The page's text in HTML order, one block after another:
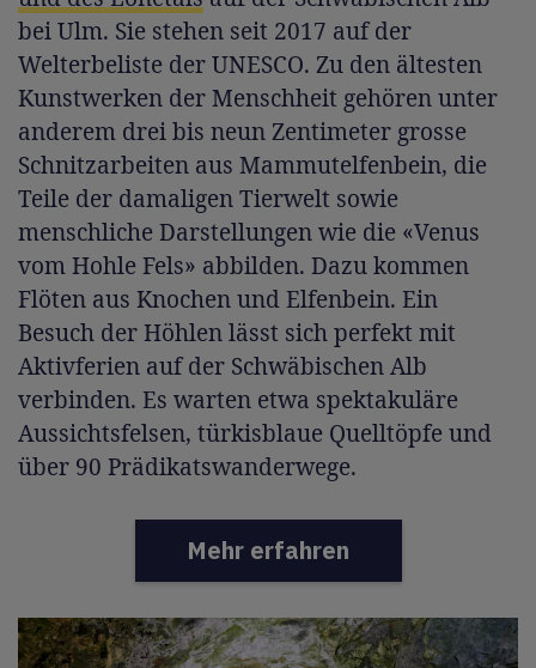
bei Ulm. Sie stehen seit 2017 auf der
Welterbeliste der UNESCO. Zu den ältesten
Kunstwerken der Menschheit gehören unter
anderem drei bis neun Zentimeter grosse
Schnitzarbeiten aus Mammutelfenbein, die
Teile der damaligen Tierwelt sowie
menschliche Darstellungen wie die «Venus
vom Hohle Fels» abbilden. Dazu kommen
Flöten aus Knochen und Elfenbein. Ein
Besuch der Höhlen lässt sich perfekt mit
Aktivferien auf der Schwäbischen Alb
verbinden. Es warten etwa spektakuläre
Aussichtsfelsen, türkisblaue Quelltöpfe und
über 90 Prädikatswanderwege.
Mehr erfahren